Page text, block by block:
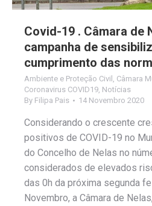
Covid-19 . Câmara de
campanha de
cumprimento das
Ambiente e Proteção Civil , Câmara
Coronavirus COVID19, Notícias
By Filipa Pais 14 Novembro 2020
Considerando o crescente
positivos de COVID-19 no
do Concelho de Nelas no
considerados de elevados
das 0h da próxima segunda
Novembro, a Câmara de